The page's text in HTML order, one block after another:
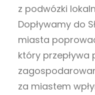
z podwózki
Dopływamy do
miasta
który przepływa
za miastem